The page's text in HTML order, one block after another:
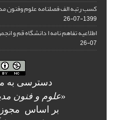
کسب رتبه الف فصلنامه علوم وفنون
1399-07-26
اطلاعیه تفاهم نامه ا دانشگاه قم و
07-26
دسترسی به
«علوم و فنون
بر اساس مجوز